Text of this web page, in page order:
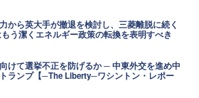
から英大手が撤退を検討し、三菱離脱に続く
う潔くエネルギー政策の転換を表明すべき
けて選挙不正を防げるか ─ 中東外交を進め中
ランプ【─The Liberty─ワシントン・レポー